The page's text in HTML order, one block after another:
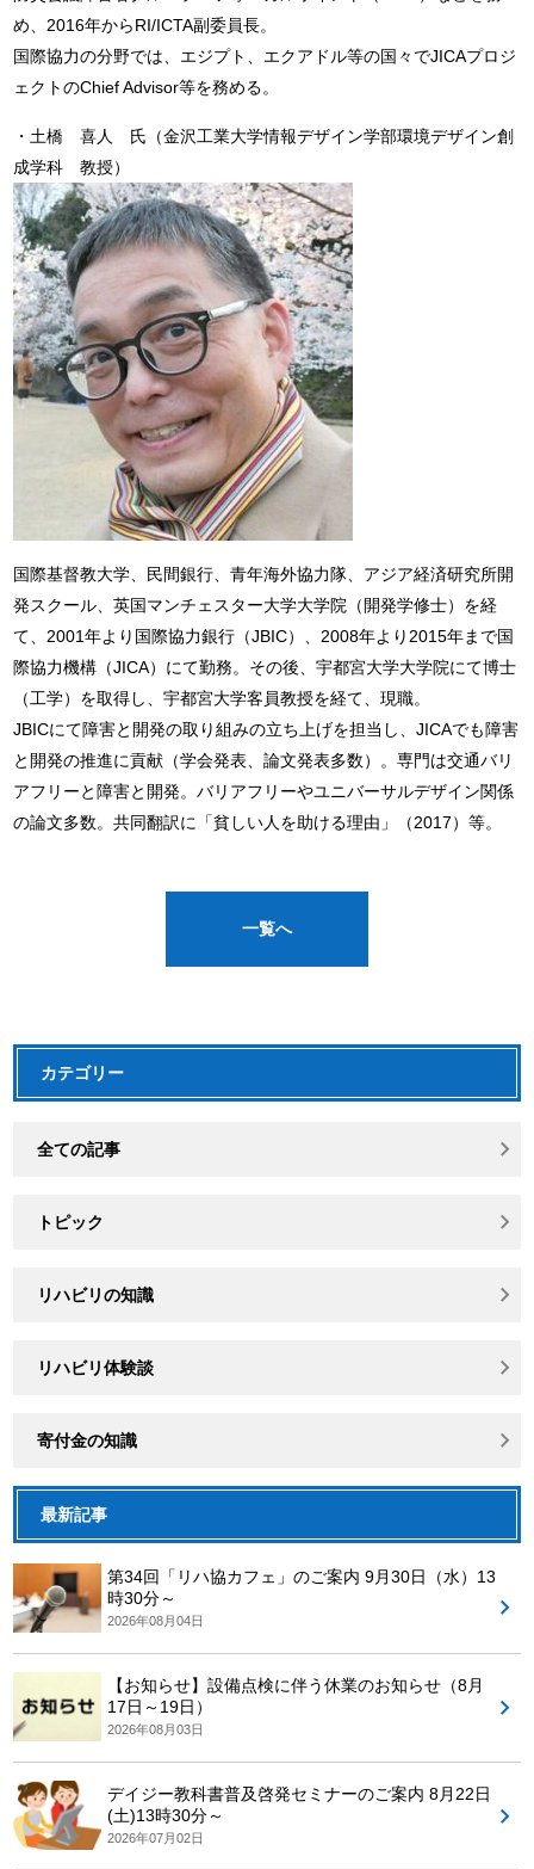
め、2016年からRI/ICTA副委員長。
国際協力の分野では、エジプト、エクアドル等の国々でJICAプロジ
ェクトのChief Advisor等を務める。
・土橋 喜人 氏（金沢工業大学情報デザイン学部環境デザイン創
成学科 教授）
国際基督教大学、民間銀行、青年海外協力隊、アジア経済研究所開
発スクール、英国マンチェスター大学大学院（開発学修士）を経
て、2001年より国際協力銀行（JBIC）、2008年より2015年まで国
際協力機構（JICA）にて勤務。その後、宇都宮大学大学院にて博士
（工学）を取得し、宇都宮大学客員教授を経て、現職。
JBICにて障害と開発の取り組みの立ち上げを担当し、JICAでも障害
と開発の推進に貢献（学会発表、論文発表多数）。専門は交通バリ
アフリーと障害と開発。バリアフリーやユニバーサルデザイン関係
の論文多数。共同翻訳に「貧しい人を助ける理由」（2017）等。
一覧へ
カテゴリー
全ての記事
トピック
リハビリの知識
リハビリ体験談
寄付金の知識
最新記事
第34回「リハ協カフェ」のご案内 9月30日（水）13
時30分～
2026年08月04日
【お知らせ】設備点検に伴う休業のお知らせ（8月
17日～19日）
2026年08月03日
デイジー教科書普及啓発セミナーのご案内 8月22日
(土)13時30分～
2026年07月02日